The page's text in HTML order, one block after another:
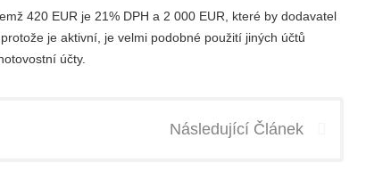
420 EUR je 21% DPH a 2 000 EUR, které by dodavatel
je aktivní, je velmi podobné použití jiných účtů
účty.
Následující Článek